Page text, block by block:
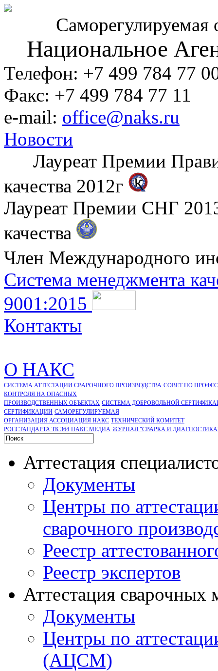
Саморегулируемая
Национальное
Телефон: +7 499 784 77
Факс: +7 499 784 77 11
e-mail: office@naks.ru
Новости
Лауреат Премии
качества 2012г
Лауреат Премии СНГ
качества
Член Международного
Система менеджмента
9001:2015
Контакты
О НАКС
СИСТЕМА АТТЕСТАЦИИ СВАРОЧНОГО ПРОИЗВОДСТВА СОВЕТ ПО
КОНТРОЛЯ НА ОПАСНЫХ
ПРОИЗВОДСТВЕННЫХ ОБЪЕКТАХ СИСТЕМА ДОБРОВОЛЬНОЙ
CЕРТИФИКАЦИИ САМОРЕГУЛИРУЕМАЯ
ОРГАНИЗАЦИЯ АССОЦИАЦИЯ НАКС ТЕХНИЧЕСКИЙ КОМИТЕТ
РОССТАНДАРТА ТК 364 НАКС МЕДИА ЖУРНАЛ "СВАРКА И
Аттестация
Документы
Центры по
сварочного
Реестр
Реестр экспертов
Аттестация сварочных
Документы
Центры по
(АЦСМ)